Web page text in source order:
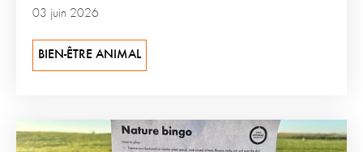
03 juin 2026
BIEN-ÊTRE ANIMAL